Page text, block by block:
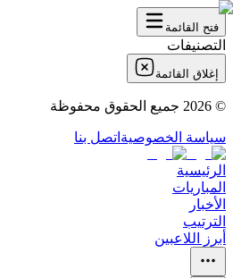
فتح القائمة
التصنيفات
إغلاق القائمة
©
2026 جميع الحقوق محفوظة
سياسة الخصوصية اتصل بنا
الرئيسية
المباريات
الأخبار
الترتيب
أبرز اللاعبين